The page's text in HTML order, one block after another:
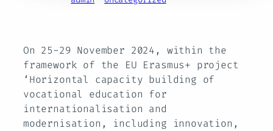
On 25-29 November 2024, within the
framework of the EU Erasmus+ project
‘Horizontal capacity building of
vocational education for
internationalisation and
modernisation, including innovation,